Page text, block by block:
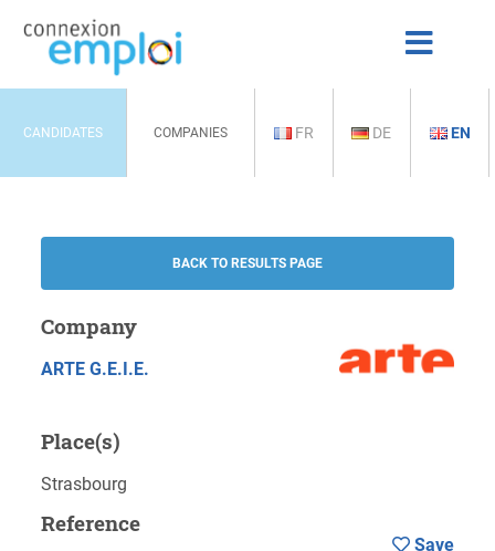
CANDIDATES COMPANIES FR DE EN
BACK TO RESULTS PAGE
Company
ARTE G.E.I.E.
Place(s)
Strasbourg
Reference
Save